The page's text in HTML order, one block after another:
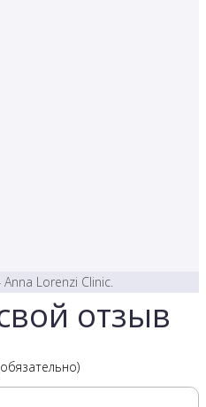
Lorenzi Clinic.
отзыв